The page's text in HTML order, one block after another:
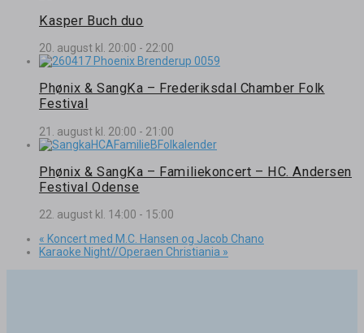
Kasper Buch duo
20. august kl. 20:00 - 22:00
Phønix & SangKa – Frederiksdal Chamber Folk
Festival
21. august kl. 20:00 - 21:00
Phønix & SangKa – Familiekoncert – HC. Andersen
Festival Odense
22. august kl. 14:00 - 15:00
« Koncert med M.C. Hansen og Jacob Chano
Karaoke Night//Operaen Christiania »